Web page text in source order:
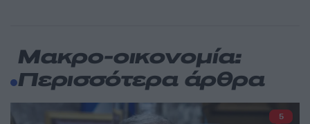
Μακρο-οικονομία:
Περισσότερα άρθρα
5